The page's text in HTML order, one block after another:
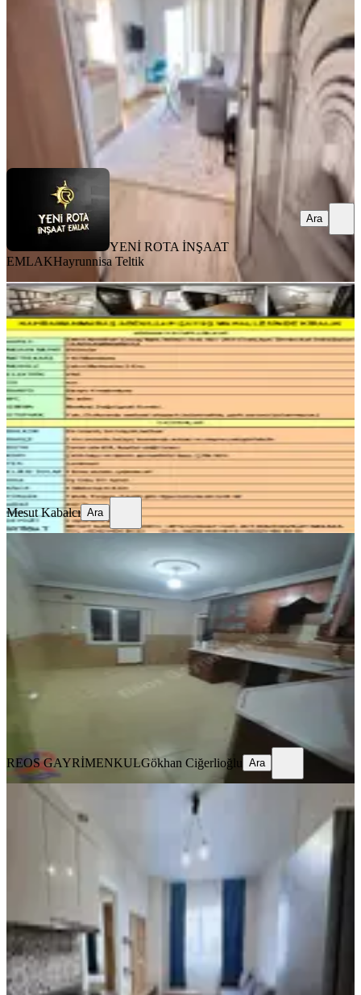
·5. Kat 03.08.2026
23.000 ₺
YENİ ROTA İNŞAAT EMLAKHayrunnisa Teltik
YENİ ROTA İNŞAAT
EMLAKHayrunnisa Teltik
Ara
BALKONLU
Kahramanmaraş Ş.abdullah Çavuş
Mahallesinde Kiralık
Onikişubat, Şehit Abdullah Çavuş Mahallesi
3+1·140 m²·Bodrum Kat·03.08.2026
20.000 ₺
Mesut Kabalcı
Ara
Mesut Kabalcı Ara
Reos Gayrimenkul'den Kiralık 4+1
Daire
Onikişubat, Şehit Abdullah Çavuş Mahallesi
4+1
240 m²·4. Kat·01.08.2026
23.000 ₺
Gökhan Ciğerlioğlu
REOS GAYRİMENKULGökhan Ciğerlioğlu Ara
MANZARALI
Bornova Konutları-full-lüks Eşyalı-
Onikişubat, Üngüt Mahallesi
2+0
·4. Kat 01.08.2026
23.000 ₺
YENİ ROTA İNŞAAT EMLAKTaner B